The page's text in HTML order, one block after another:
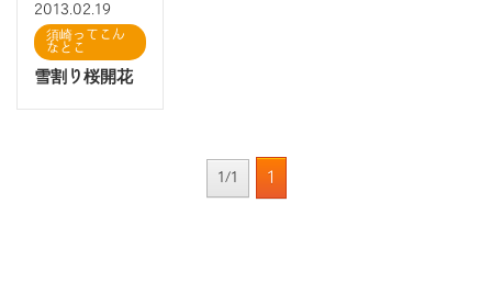
2013.02.19
須崎ってこん
なとこ
雪割り桜開花
1/1 1